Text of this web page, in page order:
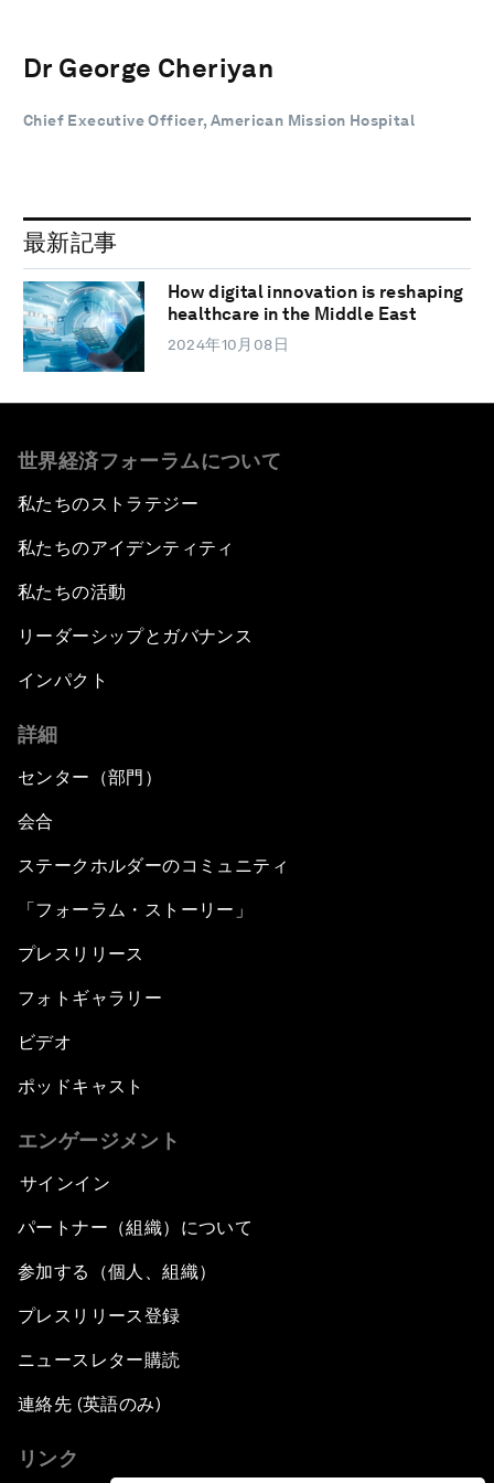
Dr George Cheriyan
Chief Executive Officer, American Mission Hospital
最新記事
How digital innovation is reshaping
healthcare in the Middle East
2024年10月08日
世界経済フォーラムについて
私たちのストラテジー
私たちのアイデンティティ
私たちの活動
リーダーシップとガバナンス
インパクト
詳細
センター（部門）
会合
ステークホルダーのコミュニティ
「フォーラム・ストーリー」
プレスリリース
フォトギャラリー
ビデオ
ポッドキャスト
エンゲージメント
サインイン
パートナー（組織）について
参加する（個人、組織）
プレスリリース登録
ニュースレター購読
連絡先 (英語のみ)
リンク